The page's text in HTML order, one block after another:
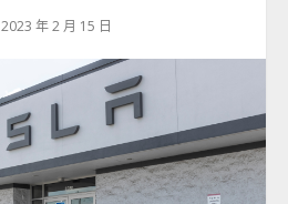
2023 年 2 月 15 日